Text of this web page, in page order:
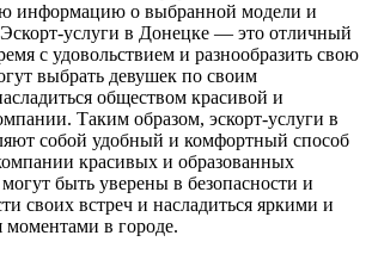
информацию о выбранной модели и
Эскорт-услуги в Донецке — это отличный
с удовольствием и разнообразить свою
выбрать девушек по своим
обществом красивой и
Таким образом, эскорт-услуги в
собой удобный и комфортный способ
красивых и образованных
быть уверены в безопасности и
своих встреч и насладиться яркими и
в городе.